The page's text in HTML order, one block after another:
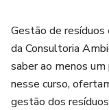
Gestão de
da Consultoria
saber ao menos
nesse curso,
gestão dos